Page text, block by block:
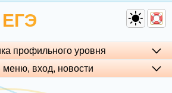
ЕГЭ
профильного уровня
вход, но­во­сти